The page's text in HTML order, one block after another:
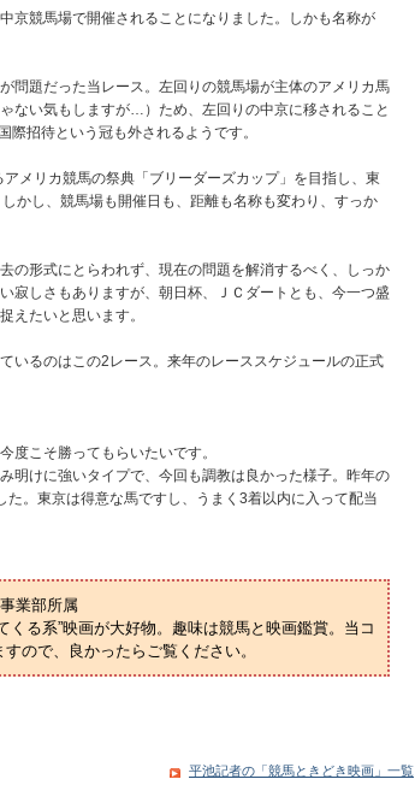
京競馬場で開催されることになりました。しかも名称が
問題だった当レース。左回りの競馬場が主体のアメリカ馬
ない気もしますが…）ため、左回りの中京に移されること
招待という冠も外されるようです。
メリカ競馬の祭典「ブリーダーズカップ」を目指し、東
かし、競馬場も開催日も、距離も名称も変わり、すっか
の形式にとらわれず、現在の問題を解消するべく、しっか
寂しさもありますが、朝日杯、ＪＣダートとも、今一つ盛
えたいと思います。
いるのはこの2レース。来年のレーススケジュールの正式
こそ勝ってもらいたいです。
明けに強いタイプで、今回も調教は良かった様子。昨年の
。東京は得意な馬ですし、うまく3着以内に入って配当
業部所属
る系”映画が大好物。趣味は競馬と映画鑑賞。当コ
ので、良かったらご覧ください。
平池記者の「競馬ときどき映画」一覧